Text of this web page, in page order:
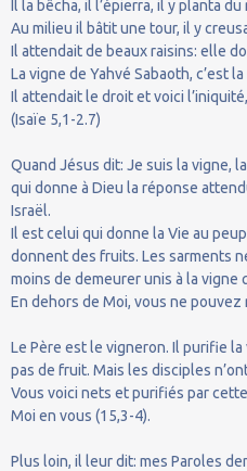
Il la bêcha, il l’épierra, il y planta
Au milieu il bâtit une tour, il y
Il attendait de beaux raisins: elle
La vigne de Yahvé Sabaoth, c’est la
Il attendait le droit et voici
(Isaïe 5,1-2.7)
Quand Jésus dit: Je suis la vigne,
qui donne à Dieu la réponse
Israël.
Il est celui qui donne la Vie au
donnent des fruits. Les sarments
moins de demeurer unis à la vigne
En dehors de Moi, vous ne pouvez
Le Père est le vigneron. Il purifie
pas de fruit. Mais les disciples
Vous voici nets et purifiés par
Moi en vous (15,3-4).
Plus loin, il leur dit: mes Paroles